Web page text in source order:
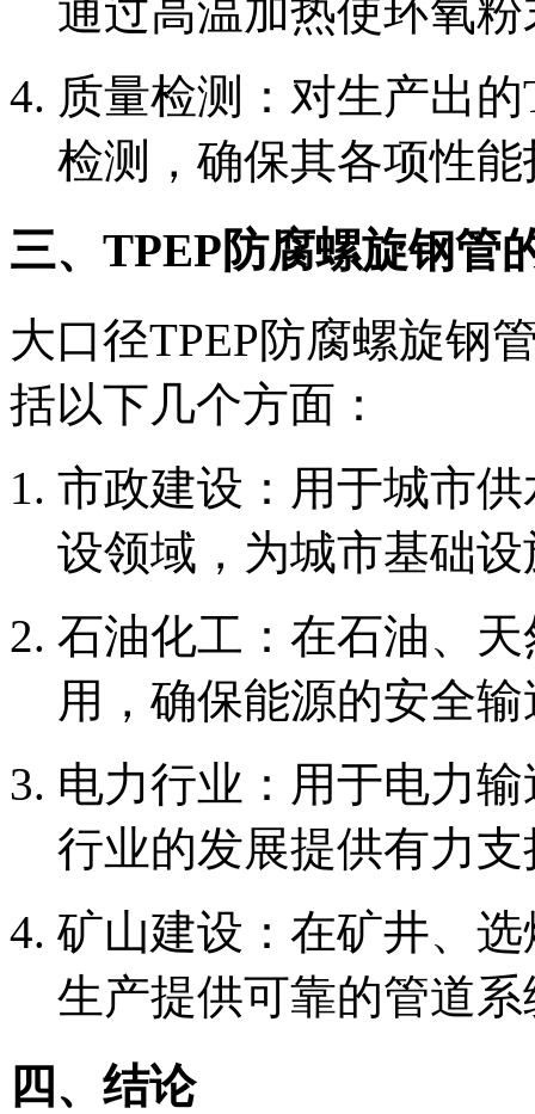
通过高温加热使环氧
质量检测‌：对生产出
检测，确保其各项性
三、TPEP防腐螺旋钢管
大口径TPEP防腐螺旋钢
括以下几个方面：
市政建设‌：用于城市
设领域，为城市基础
石油化工‌：在石油、
用，确保能源的安全
电力行业‌：用于电力
行业的发展提供有力支
矿山建设‌：在矿井、
生产提供可靠的管道系
四、结论